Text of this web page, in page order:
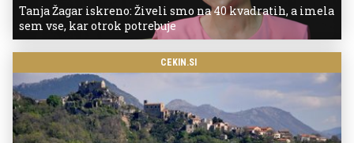
Tanja Žagar iskreno: Živeli smo na 40 kvadratih, a imela
sem vse, kar otrok potrebuje
CEKIN.SI